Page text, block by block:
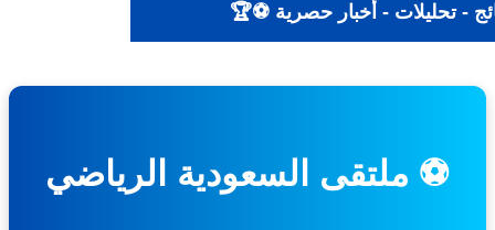
- تحليلات - أخبار حصرية ⚽🏆
⚽ ملتقى السعودية الرياضي